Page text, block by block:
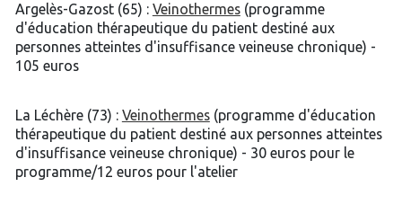
Argelès-Gazost (65) : Veinothermes(programme
d'éducation thérapeutique du patient destiné aux
personnes atteintes d'insuffisance veineuse chronique) -
105 euros
La Léchère (73) : Veinothermes(programme d'éducation
thérapeutique du patient destiné aux personnes atteintes
d'insuffisance veineuse chronique) - 30 euros pour le
programme/12 euros pour l'atelier